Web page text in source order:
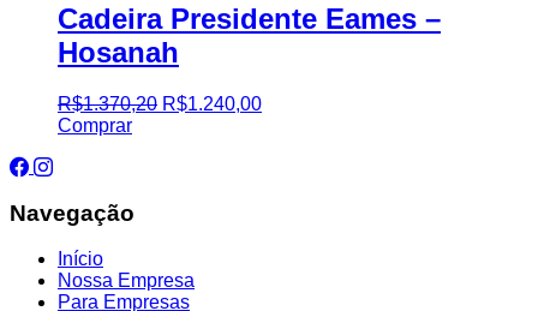
Cadeira Presidente Eames –
Hosanah
R$1.370,20 R$1.240,00
Comprar
Navegação
Início
Nossa Empresa
Para Empresas